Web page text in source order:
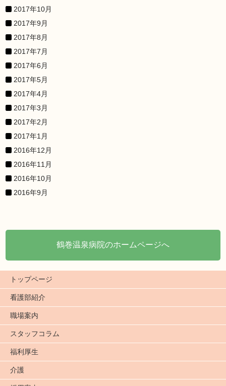
2017年10月
2017年9月
2017年8月
2017年7月
2017年6月
2017年5月
2017年4月
2017年3月
2017年2月
2017年1月
2016年12月
2016年11月
2016年10月
2016年9月
鶴巻温泉病院のホームページへ
トップページ
看護部紹介
職場案内
スタッフコラム
福利厚生
介護